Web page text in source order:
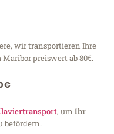
wir transportieren Ihre
Maribor preiswert ab 80€.
, um Ihr
befördern.